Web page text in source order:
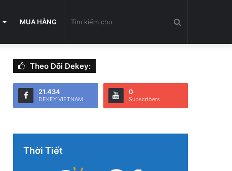
MUA HÀNG
cho
Theo Dõi Dekey:
21.434
DEKEY VIETNAM
0
Subscribers
Thời Tiết